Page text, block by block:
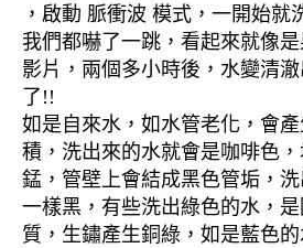
，啟動 脈衝波 模式，一開始就
我們都嚇了一跳，看起來就像
影片，兩個多小時後，水變清
了!!
如是自來水，如水管老化，會
積，洗出來的水就會是咖啡色
錳，管壁上會結成黑色管垢，
一樣黑，有些洗出綠色的水，
質，生鏽產生銅綠，如是藍色